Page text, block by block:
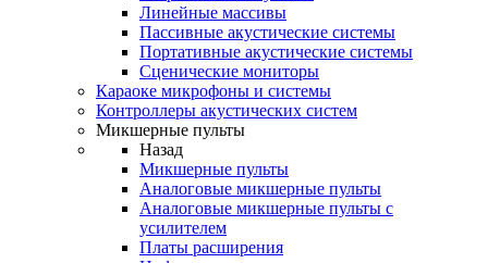
Линейные массивы
Пассивные акустические системы
Портативные акустические системы
Сценические мониторы
Караоке микрофоны и системы
Контроллеры акустических систем
Микшерные пульты
Назад
Микшерные пульты
Аналоговые микшерные пульты
Аналоговые микшерные пульты с
усилителем
Платы расширения